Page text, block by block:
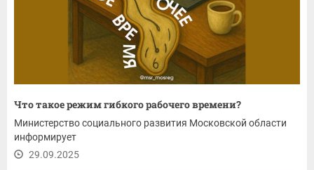
Что такое режим гибкого рабочего времени?
Министерство социального развития Московской области
информирует
29.09.2025